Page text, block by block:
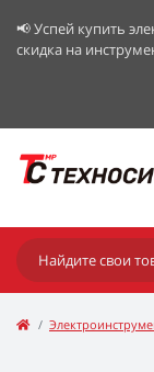
📢 Успей купить
скидка на